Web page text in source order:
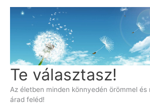
Skip
Te választasz!
Az életben minden könnyedén örömmel és
árad feléd!